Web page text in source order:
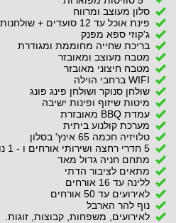
סלון מעוצב ומרווח
פינת אוכל עד 12 סועדים + שולחנות מתקפלים
ג'קוזי ספא מפנק
בריכת שחייה מחוממת ומגודרת
מטבח מעוצב ומאובזר
מטבח חיצוני מאובזר
WIFI ברחבי הוילה
שולחן סנוקר ושולחן פינג פונג
מיטות שיזוף ופינות ישיבה
עמדת BBQ מאובזרת
מערכת קולנוע ביתית
טלויזיה חכמה 65 אינץ' בסלון
5 חדרי רחצה ושירותי אורחים ו - 1 נוסף בחצר הוילה
מתחם חניה גדול מאד
מתאים לציבור הדתי
ללינה עד 16 אורחים
לאירועים עד 50 אורחים
נוף להר הארבל
לאירועים, משפחות, קבוצות, זוגות.